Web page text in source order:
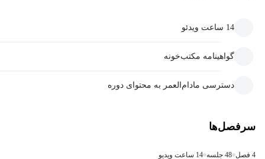
14 ساعت ویدئو
گواهینامه مکتب‌خونه
دسترسی مادام‌العمر به محتوای دوره
سرفصل‌ها
4 فصل 48 جلسه 14 ساعت ویدیو